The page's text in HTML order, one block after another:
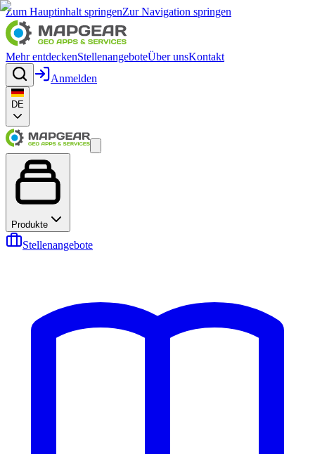
Zum Hauptinhalt springenZur Navigation springen
Mehr entdeckenStellenangeboteÜber unsKontakt
Anmelden
DE
Produkte
Stellenangebote